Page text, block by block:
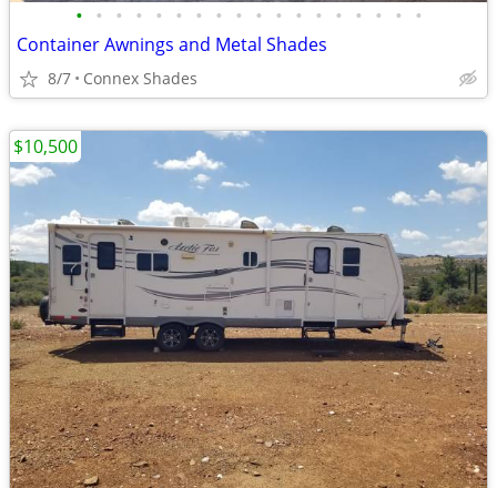
• • • • • • • • • • • • • • • • • •
Container Awnings and Metal Shades
8/7 Connex Shades
$10,500